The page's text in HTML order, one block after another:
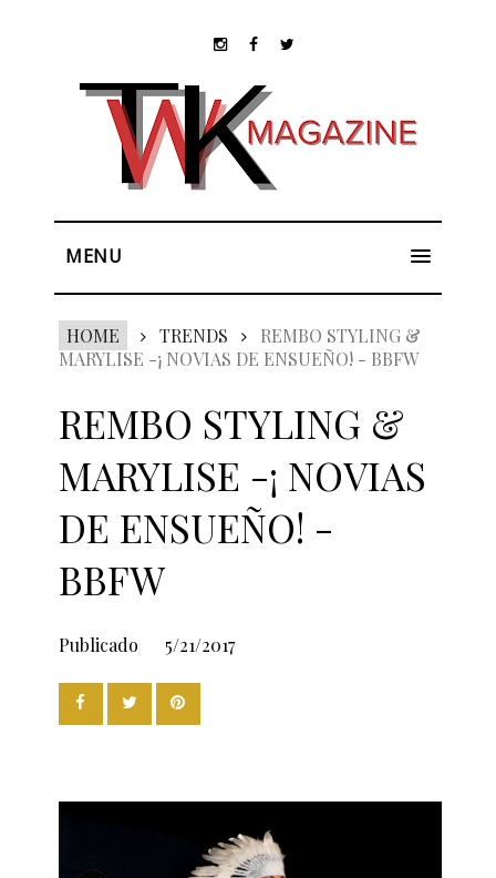
MENU
HOME TRENDS
REMBO STYLING &
MARYLISE -¡ NOVIAS DE ENSUEÑO! - BBFW
REMBO STYLING &
MARYLISE -¡ NOVIAS
DE ENSUEÑO! -
BBFW
Publicado 5/21/2017